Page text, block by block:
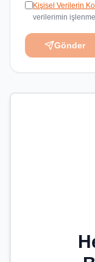
Kişisel Verilerin
verilerimin
Gönder